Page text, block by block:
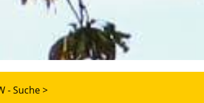
- Suche >